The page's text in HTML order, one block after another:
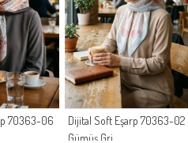
70363-06
Dijital Soft Eşarp 70363-02
Gümüş Gri